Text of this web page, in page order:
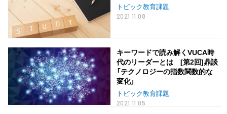
トピック教育課題
2021.11.08
キーワードで読み解くVUCA時
代のリーダーとは [第2回]鼎談
「テクノロジーの指数関数的な
変化」
トピック教育課題
2021.11.05